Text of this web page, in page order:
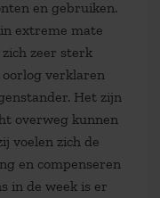
en gebruiken.
extreme mate
zeer sterk
verklaren
Het zijn
overweg kunnen
voelen zich de
en compenseren
in de week is er